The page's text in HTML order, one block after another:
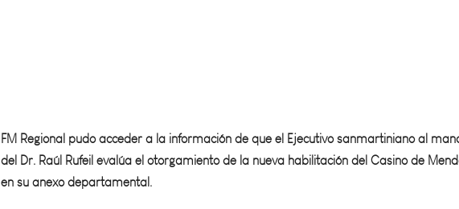
del Dr. Raúl Rufeil evalúa el otorgamiento de la nueva habilitación del Casino de
en su anexo departamental.